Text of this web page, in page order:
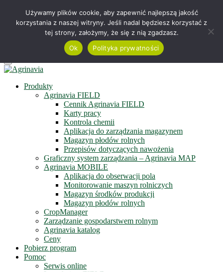
Telefon +48 515 230 958
Serwis online
Zapisz się do newslettera
Obejrzyj film
Menu
Produkty
Agrinavia FIELD
Cennik Agrinavia FIELD
Karty pracy
Kontrola chemii
Aplikacja do zarządzania magazynem
Magazyn płodów rolnych
Przepisów dotyczących nawożenia
Graficzny system zarządzania – Agrinavia MAP
Agrinavia MOBILE
Aplikacja do obserwacji pola
Monitorowanie maszyn rolniczych
Magazyn środków produkcji
Magazyn płodów rolnych
CropManager
Zarządzanie gospodarstwem rolnym
Agrinavia katalog
Ceny
Pobierz program
Pomoc
Serwis online
Używamy plików cookie, aby zapewnić najlepszą jakość
korzystania z naszej witryny. Jeśli nadal będziesz korzystać z
tej strony, założymy, że się z nią zgadzasz.
Ok
Polityka prywatności